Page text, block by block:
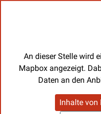
An dieser Stelle wird
Mapbox angezeigt.
Daten an den
Inhalte von